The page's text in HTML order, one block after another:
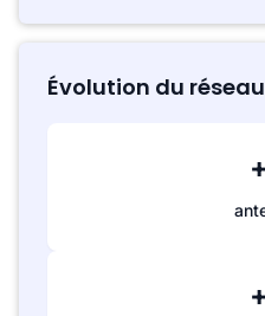
Évolution du